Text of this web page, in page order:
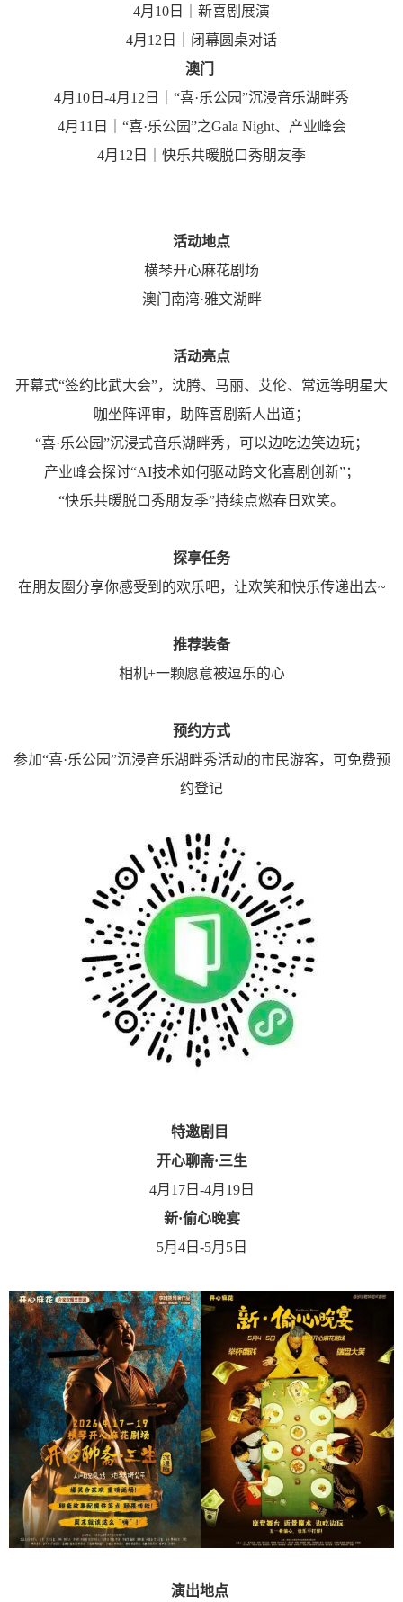
4月10日｜新喜剧展演
4月12日｜闭幕圆桌对话
澳门
4月10日-4月12日｜“喜·乐公园”沉浸音乐湖畔秀
4月11日｜“喜·乐公园”之Gala Night、产业峰会
4月12日｜快乐共暖脱口秀朋友季
活动地点
横琴开心麻花剧场
澳门南湾·雅文湖畔
活动亮点
开幕式“签约比武大会”，沈腾、马丽、艾伦、常远等明星大
咖坐阵评审，助阵喜剧新人出道；
“喜·乐公园”沉浸式音乐湖畔秀，可以边吃边笑边玩；
产业峰会探讨“AI技术如何驱动跨文化喜剧创新”；
“快乐共暖脱口秀朋友季”持续点燃春日欢笑。
探享任务
在朋友圈分享你感受到的欢乐吧，让欢笑和快乐传递出去~
推荐装备
相机+一颗愿意被逗乐的心
预约方式
参加“喜·乐公园”沉浸音乐湖畔秀活动的市民游客，可免费预
约登记
特邀剧目
开心聊斋·三生
4月17日-4月19日
新·偷心晚宴
5月4日-5月5日
演出地点